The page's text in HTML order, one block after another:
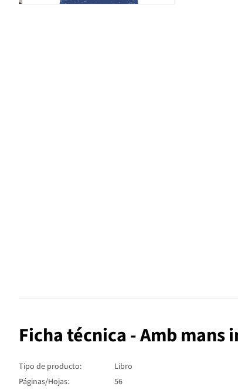
Ficha técnica - Amb mans
Tipo de producto:
Libro
Páginas/Hojas:
56